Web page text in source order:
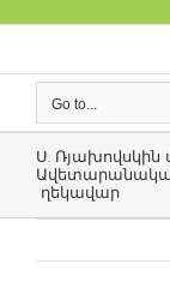
Go to...
Ս. Ռյախովսկին
ղեկավար